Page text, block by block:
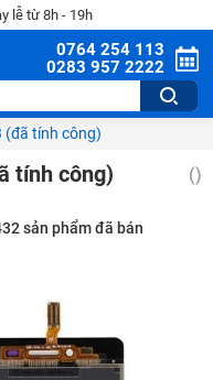
lễ từ 8h - 19h
0764 254 113
0283 957 2222
(đã tính công)
tính công) ()
sản phẩm đã bán